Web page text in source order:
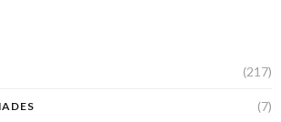
(217)
(7)